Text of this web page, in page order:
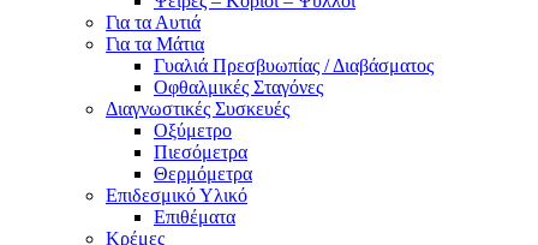
Για τα Αυτιά
Για τα Μάτια
Γυαλιά Πρεσβυωπίας / Διαβάσματος
Οφθαλμικές Σταγόνες
Διαγνωστικές Συσκευές
Οξύμετρο
Πιεσόμετρα
Θερμόμετρα
Επιδεσμικό Υλικό
Επιθέματα
Κρέμες